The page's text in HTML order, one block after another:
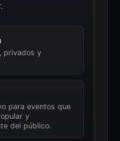
privados y
para eventos que
y
del público.